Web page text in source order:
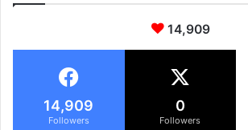
14,909
14,909
Followers
0
Followers